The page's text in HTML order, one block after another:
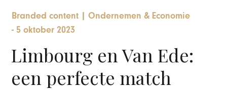
Branded content
Ondernemen & Economie
- 5 oktober 2023
Limbourg en Van Ede:
een perfecte match